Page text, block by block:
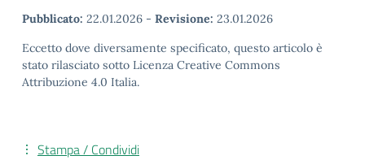
Pubblicato: 22.01.2026 - Revisione: 23.01.2026
Eccetto dove diversamente specificato, questo articolo è
stato rilasciato sotto Licenza Creative Commons
Attribuzione 4.0 Italia.
Stampa / Condividi